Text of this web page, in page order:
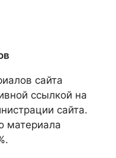
сайта
ссылкой на
сайта.
материала